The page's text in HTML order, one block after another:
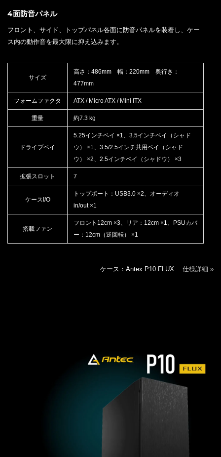
4面防音パネル
フロント、サイド、トップパネル各面に防音パネルを装着し、ケー
ス内の動作音を最大限に抑え込みます。
サイズ
高さ：486mm 幅：220mm 奥行き：
477mm
フォームファクタ ATX / Micro ATX / Mini ITX
重量 約7.3 kg
ドライブベイ
5.25インチベイ ×1、3.5インチベイ（シャド
ウ） ×1、3.5/2.5インチ共用ベイ（シャド
ウ） ×2、2.5インチベイ（シャドウ） ×3
拡張スロット 7
ケースI/O
トップポート：USB3.0 ×2、オーディオ
in/out ×1
搭載ファン
フロント12cm ×3、リア：12cm ×1、PSUカバ
ー：12cm（逆回転） ×1
ケース：Antex P10 FLUX 仕様詳細 »